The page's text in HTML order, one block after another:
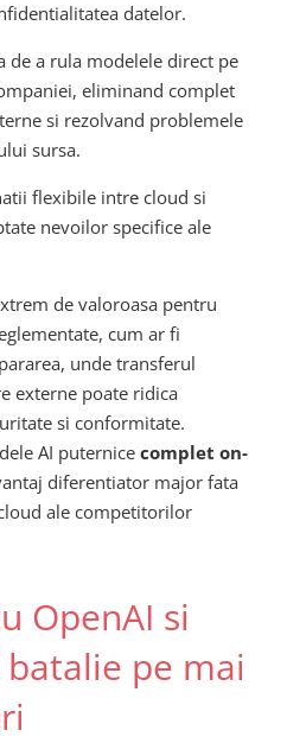
datelor.
de a rula modelele direct pe
eliminand complet
si rezolvand problemele
sursa.
flexibile intre cloud si
nevoilor specifice ale
de valoroasa pentru
cum ar fi
unde transferul
externe poate ridica
si conformitate.
AI puternice complet on-
diferentiator major fata
ale competitorilor
OpenAI si
pe mai